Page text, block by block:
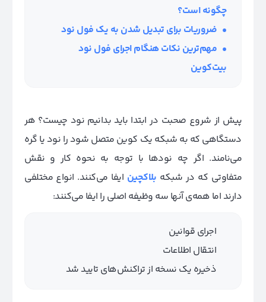
چگونه است؟
ضروریات برای تبدیل شدن به یک فول نود
مهم‌ترین نکات هنگام اجرای فول نود
بیت‌کوین
پیش از شروع صحبت در ابتدا باید بدانیم نود چیست؟ هر
دستگاهی که به شبکه یک کوین متصل شود را نود یا گره
می‌نامند. اگر چه نودها با توجه به نحوه کار و نقش
متفاوتی که در شبکه بلاکچین ایفا می‌کنند. انواع مختلفی
دارند اما همه‌ی آنها سه وظیفه اصلی را ایفا می‌کنند:
اجرای قوانین
انتقال اطلاعات
ذخیره یک نسخه از تراکنش‌های تایید شد